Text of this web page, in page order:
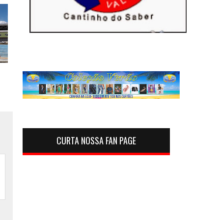
CURTA NOSSA FAN PAGE